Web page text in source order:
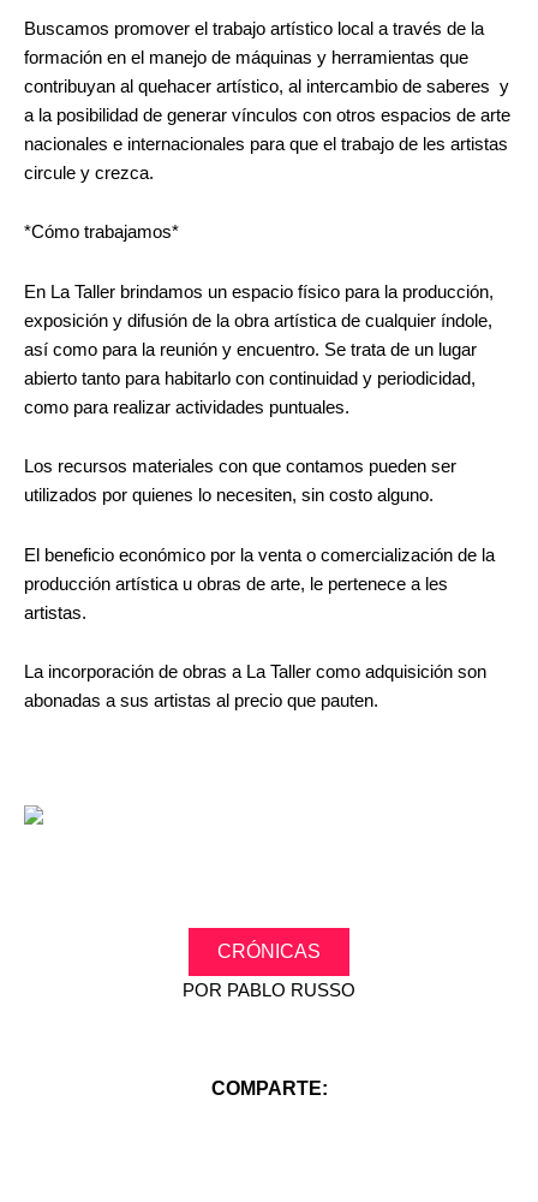
Buscamos promover el trabajo artístico local a través de la
formación en el manejo de máquinas y herramientas que
contribuyan al quehacer artístico, al intercambio de saberes y
a la posibilidad de generar vínculos con otros espacios de arte
nacionales e internacionales para que el trabajo de les artistas
circule y crezca.
*Cómo trabajamos*
En La Taller brindamos un espacio físico para la producción,
exposición y difusión de la obra artística de cualquier índole,
así como para la reunión y encuentro. Se trata de un lugar
abierto tanto para habitarlo con continuidad y periodicidad,
como para realizar actividades puntuales.
Los recursos materiales con que contamos pueden ser
utilizados por quienes lo necesiten, sin costo alguno.
El beneficio económico por la venta o comercialización de la
producción artística u obras de arte, le pertenece a les
artistas.
La incorporación de obras a La Taller como adquisición son
abonadas a sus artistas al precio que pauten.
CRÓNICAS
POR PABLO RUSSO
COMPARTE: